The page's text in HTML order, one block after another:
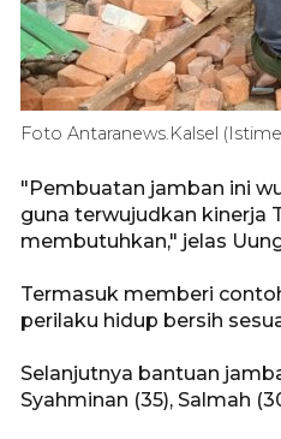
Foto Antaranews.Kalsel
"Pembuatan jamban ini
guna terwujudkan kinerja
membutuhkan," jelas
Termasuk memberi
perilaku hidup bersih
Selanjutnya bantuan
Syahminan (35), Salmah